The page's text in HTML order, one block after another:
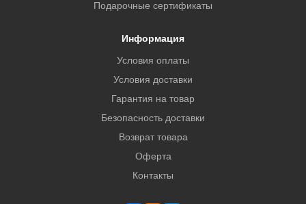
Подарочные сертификаты
Информация
Условия оплаты
Условия доставки
Гарантия на товар
Безопасность доставки
Возврат товара
Оферта
Контакты